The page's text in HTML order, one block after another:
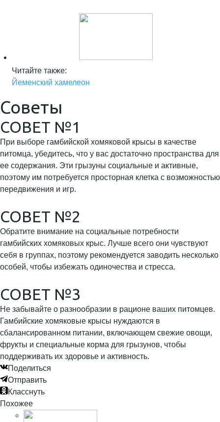
Читайте также:
Йеменский хамелеон
Советы
СОВЕТ №1
При выборе гамбийской хомяковой крысы в качестве
питомца, убедитесь, что у вас достаточно пространства для
ее содержания. Эти грызуны социальные и активные,
поэтому им потребуется просторная клетка с возможностью
передвижения и игр.
СОВЕТ №2
Обратите внимание на социальные потребности
гамбийских хомяковых крыс. Лучше всего они чувствуют
себя в группах, поэтому рекомендуется заводить несколько
особей, чтобы избежать одиночества и стресса.
СОВЕТ №3
Не забывайте о разнообразии в рационе ваших питомцев.
Гамбийские хомяковые крысы нуждаются в
сбалансированном питании, включающем свежие овощи,
фрукты и специальные корма для грызунов, чтобы
поддерживать их здоровье и активность.
Поделиться
Отправить
Класснуть
Похожее